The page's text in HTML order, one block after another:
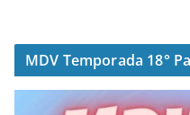
MDV Temporada 18°